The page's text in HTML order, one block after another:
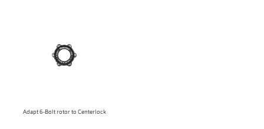
Adapt 6-Bolt rotor to Centerlock